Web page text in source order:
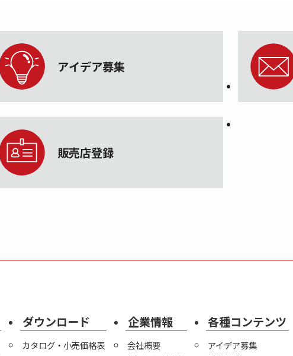
アイデア募集
販売店登録
ダウンロード
カタログ・小売価格表
企業情報
会社概要
各種コンテンツ
アイデア募集